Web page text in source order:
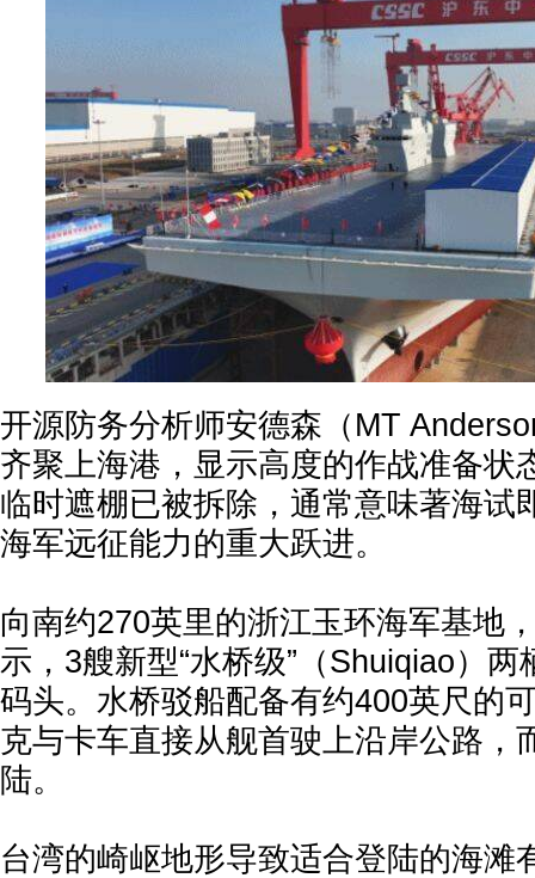
开源防务分析师安德森（MT
齐聚上海港，显示高度的作战准备状
临时遮棚已被拆除，通常意味著海试
海军远征能力的重大跃进。
向南约270英里的浙江玉环海军基地
示，3艘新型“水桥级”（Shuiqiao）
码头。水桥驳船配备有约400英尺的
克与卡车直接从舰首驶上沿岸公路，
陆。
台湾的崎岖地形导致适合登陆的海滩